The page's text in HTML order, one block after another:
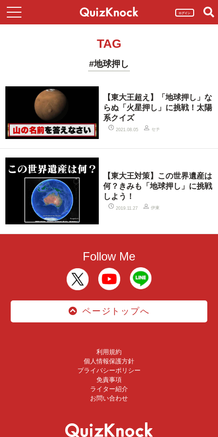
ログイン
TAG
#地球押し
【東大王超え】「地球押し」な
らぬ「火星押し」に挑戦！太陽
系クイズ
2021.08.05 セチ
【東大王対策】この世界遺産は
何？きみも「地球押し」に挑戦
しよう！
2019.11.27 伊東
Follow Me
ページトップへ
利用規約
個人情報保護方針
プライバシーポリシー
免責事項
ライター紹介
お問い合わせ